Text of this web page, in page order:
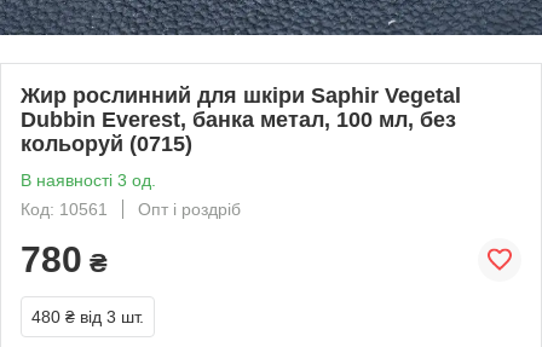
Жир рослинний для шкіри Saphir Vegetal
Dubbin Everest, банка метал, 100 мл, без
кольоруй (0715)
В наявності 3 од.
Код: 10561
Опт і роздріб
780 ₴
480 ₴ від 3 шт.